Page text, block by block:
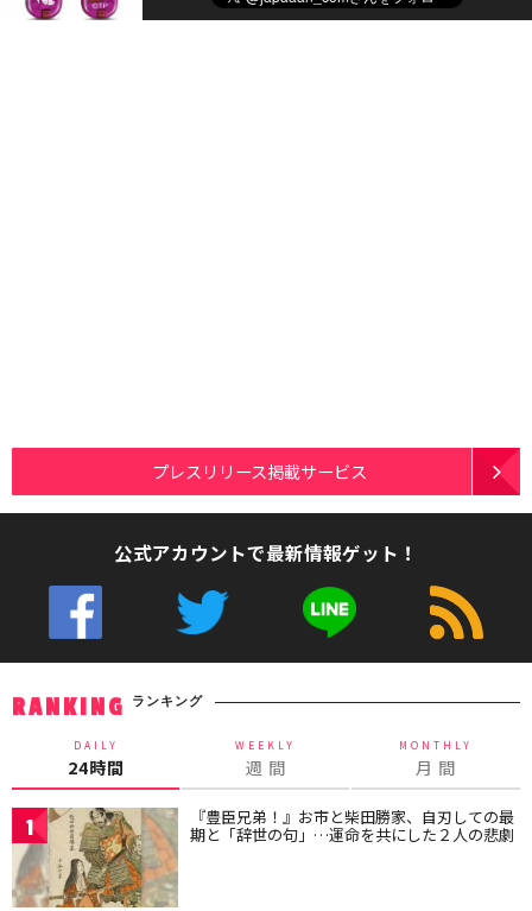
プレスリリース掲載サービス
公式アカウントで最新情報ゲット！
RANKING ランキング
DAILY
24時間
WEEKLY
週 間
MONTHLY
月 間
1 『豊臣兄弟！』お市と柴田勝家、自刃しての最
期と「辞世の句」…運命を共にした２人の悲劇